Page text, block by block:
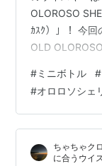
OLOROSO
ｶｽｸ）」！ 今回
OLD
こみや酒店さ
ます。 リンク
なデザインで
#ミニボトル #
#オロロソシェ
ちゃちゃク
に合うウイ